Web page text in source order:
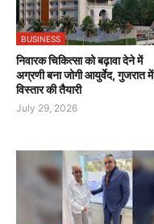
BUSINESS
निवारक चिकित्सा को बढ़ावा देने में
अग्रणी बना जोगी आयुर्वेद, गुजरात में
विस्तार की तैयारी
July 29, 2026